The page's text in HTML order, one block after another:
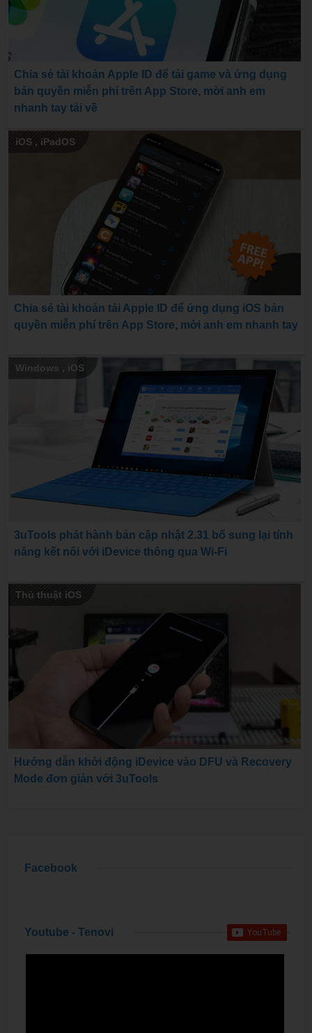
Chia sẻ tài khoản Apple ID để tải game và ứng dụng
bản quyền miễn phí trên App Store, mời anh em
nhanh tay tải về
iOS , iPadOS
Chia sẻ tài khoản tải Apple ID để ứng dụng iOS bản
quyền miễn phí trên App Store, mời anh em nhanh tay
Windows , iOS
3uTools phát hành bản cập nhật 2.31 bổ sung lại tính
năng kết nối với iDevice thông qua Wi-Fi
Thủ thuật iOS
Hướng dẫn khởi động iDevice vào DFU và Recovery
Mode đơn giản với 3uTools
Facebook
Youtube - Tenovi